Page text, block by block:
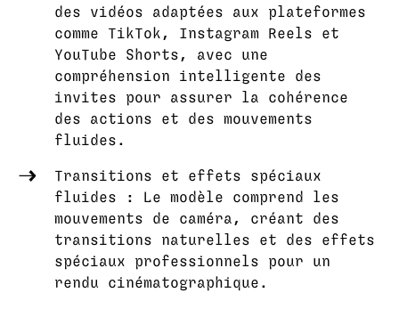
des vidéos adaptées aux plateformes
comme TikTok, Instagram Reels et
YouTube Shorts, avec une
compréhension intelligente des
invites pour assurer la cohérence
des actions et des mouvements
fluides.
Transitions et effets spéciaux
fluides : Le modèle comprend les
mouvements de caméra, créant des
transitions naturelles et des effets
spéciaux professionnels pour un
rendu cinématographique.